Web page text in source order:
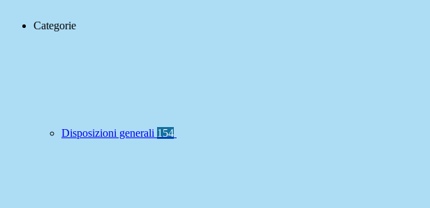
Categorie
Disposizioni generali 154